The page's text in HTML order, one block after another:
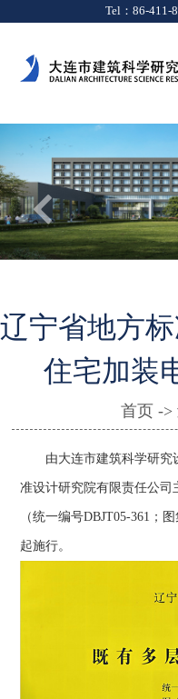
Tel：86-411-
辽宁省地方
住宅加装
首页 ->
由大连市建筑科学研究
准设计研究院有限责任公司
（统一编号DBJT05-361；
起施行。